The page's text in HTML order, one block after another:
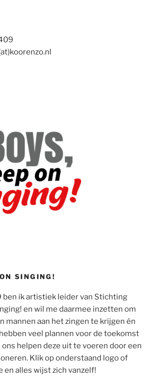
SINGING!
ben ik artistiek leider van Stichting
en wil me daarmee inzetten om
mannen aan het zingen te krijgen én
veel plannen voor de toekomst
helpen deze uit te voeren door een
Klik op onderstaand logo of
en alles wijst zich vanzelf!